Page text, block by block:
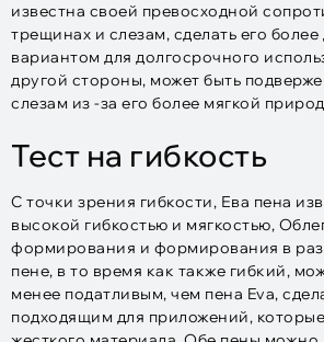
известна своей превосходной
трещинах и слезам, сделать его
вариантом для долгосрочного
другой стороны, может быть
слезам из -за его более мягкой
Тест на гибкость
С точки зрения гибкости, Ева пена
высокой гибкостью и мягкостью,
формирования и формирования в
пене, в то время как также гибкий,
менее податливым, чем пена Eva,
подходящим для приложений,